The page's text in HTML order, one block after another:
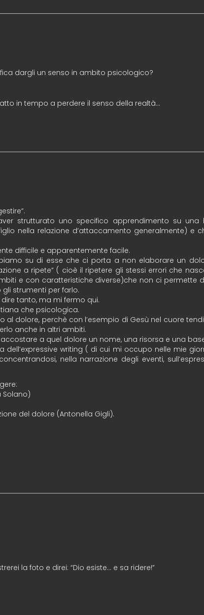
dargli un senso in ambito psicologico?
in tempo a perdere il senso della realtà…
strutturato uno specifico apprendimento su una
nella relazione d’attaccamento generalmente) e
difficile e apparentemente facile.
su di esse che ci porta a non elaborare un
a ripete” ( cioè il ripetere gli stessi errori che
e con caratteristiche diverse)che non ci permette
strumenti per farlo.
tanto, ma mi fermo qui.
che psicologica.
dolore, perchè con l’esempio di Gesù nel cuore
anche in altri ambiti.
a quel dolore un nome, una risorsa e una
writing ( di cui mi occupo nelle mie
nella narrazione degli eventi,
Solano)
del dolore (Antonella Gigli).
la foto e direi: “Dio esiste… e sa ridere!”